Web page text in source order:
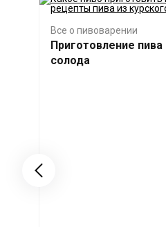
Все о пивоварении
Приготовление пива
солода